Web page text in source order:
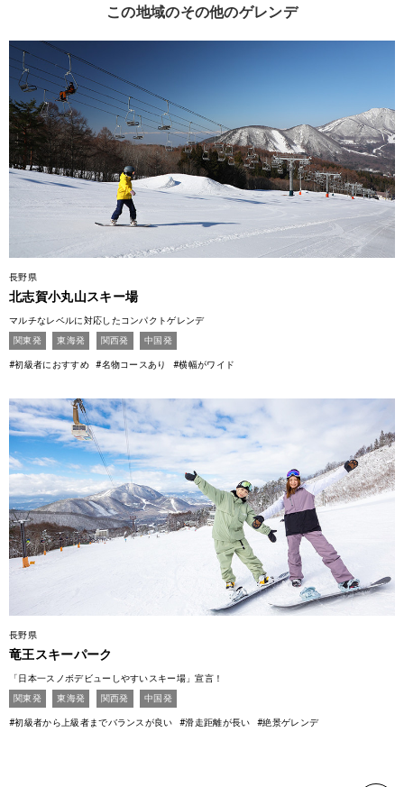
この地域のその他のゲレンデ
長野県
北志賀小丸山スキー場
マルチなレベルに対応したコンパクトゲレンデ
関東発
東海発 関西発 中国発
#初級者におすすめ #名物コースあり #横幅がワイド
長野県
竜王スキーパーク
「日本一スノボデビューしやすいスキー場」宣言！
関東発
東海発 関西発 中国発
#初級者から上級者までバランスが良い #滑走距離が長い #絶景ゲレンデ